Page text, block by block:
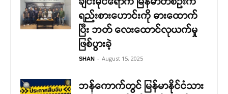
ရည်းစားဟောင်းကို ဓားထောက်
ပြီး ဘတ် လေးထောင်လုယက်မှု
ဖြစ်ပွားခဲ့
SHAN - August 15, 2025
ဘန်ကောက်တွင် မြန်မာနိုင်ငံသား